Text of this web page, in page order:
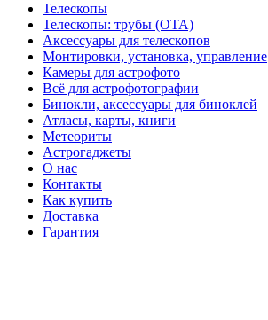
Телескопы
Телескопы: трубы (OTA)
Аксессуары для телескопов
Монтировки, установка, управление
Камеры для астрофото
Всё для астрофотографии
Бинокли, аксессуары для биноклей
Атласы, карты, книги
Метеориты
Астрогаджеты
О нас
Контакты
Как купить
Доставка
Гарантия